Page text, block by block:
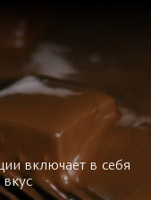
включает в себя